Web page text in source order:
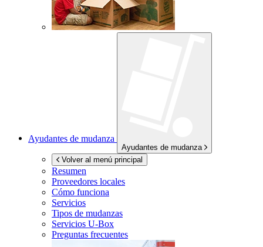
Ayudantes de mudanza
Ayudantes de mudanza
Volver al menú principal
Resumen
Proveedores locales
Cómo funciona
Servicios
Tipos de mudanzas
Servicios U-Box
Preguntas frecuentes